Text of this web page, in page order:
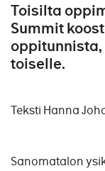
Toisilta
Summit
toiselle.
Teksti Hanna
Sanomatalon